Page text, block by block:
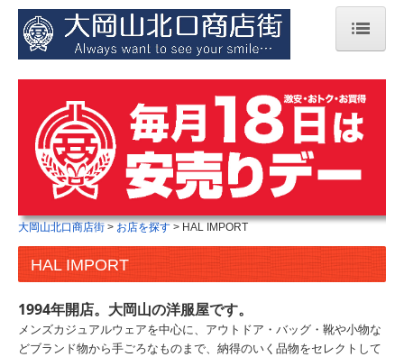
お店を探す
食べる
買う
利用する
その他
周辺観光案内
paypay
大岡山北口商店街 お店を探す HAL IMPORT
HAL IMPORT
1994年開店。大岡山の洋服屋です。
メンズカジュアルウェアを中心に、アウトドア・バッグ・靴や小物な
どブランド物から手ごろなものまで、納得のいく品物をセレクトして